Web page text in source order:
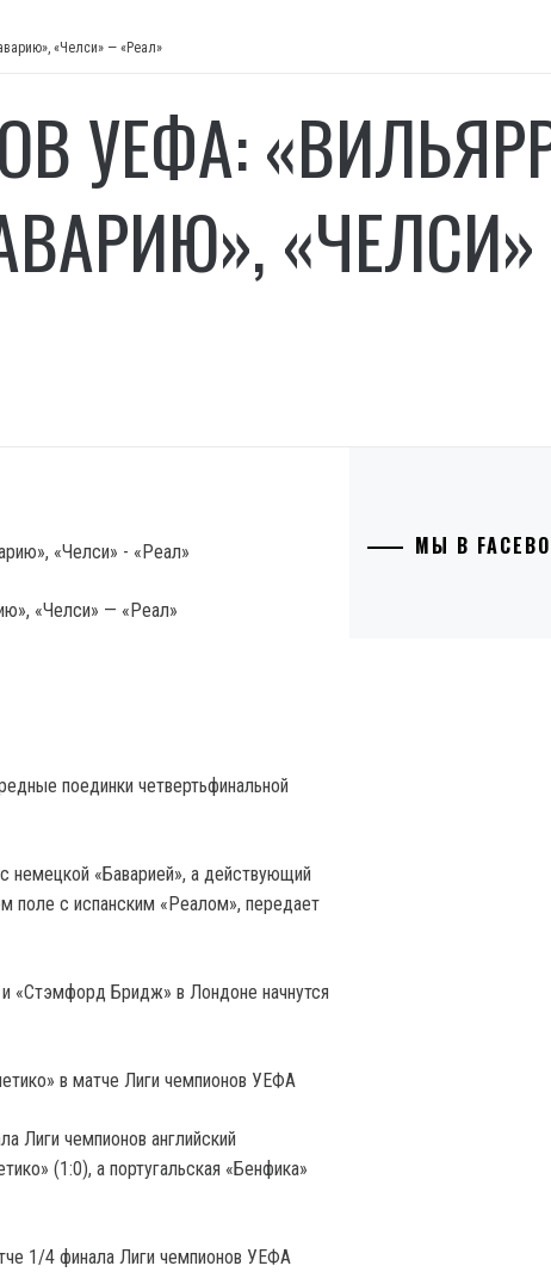
«Челси» — «Реал»
УЕФА:
«Челси» — «Реал»
поединки четвертьфинальной
немецкой «Баварией», а действующий
поле с испанским «Реалом», передает
«Стэмфорд Бридж» в Лондоне начнутся
в матче Лиги чемпионов УЕФА
Лиги чемпионов английский
(1:0), а португальская «Бенфика»
1/4 финала Лиги чемпионов УЕФА
МЫ В